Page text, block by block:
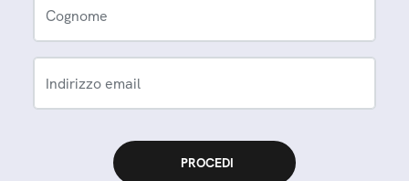
Cognome
Indirizzo email